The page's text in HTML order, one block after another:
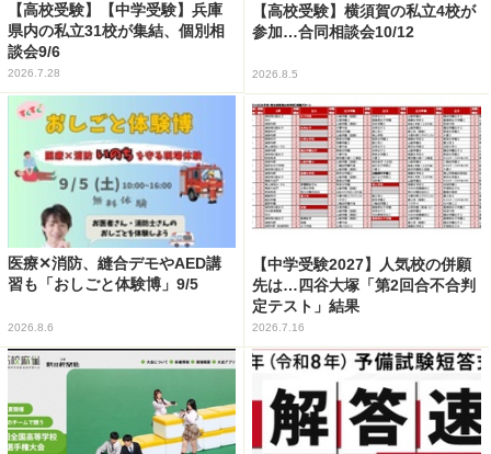
【高校受験】【中学受験】兵庫
県内の私立31校が集結、個別相
談会9/6
2026.7.28
【高校受験】横須賀の私立4校が
参加…合同相談会10/12
2026.8.5
医療✕消防、縫合デモやAED講
習も「おしごと体験博」9/5
2026.8.6
【中学受験2027】人気校の併願
先は…四谷大塚「第2回合不合判
定テスト」結果
2026.7.16